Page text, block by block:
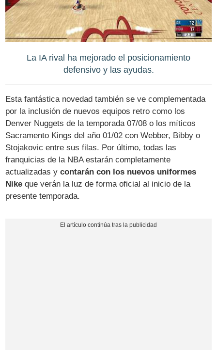
La IA rival ha mejorado el posicionamiento
defensivo y las ayudas.
Esta fantástica novedad también se ve complementada
por la inclusión de nuevos equipos retro como los
Denver Nuggets de la temporada 07/08 o los míticos
Sacramento Kings del año 01/02 con Webber, Bibby o
Stojakovic entre sus filas. Por último, todas las
franquicias de la NBA estarán completamente
actualizadas ycontarán con los nuevos uniformes
Nike que verán la luz de forma oficial al inicio de la
presente temporada.